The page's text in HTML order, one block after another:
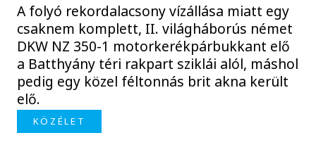
A folyó rekordalacsony vízállása miatt egy
csaknem komplett, II. világháborús német
DKW NZ 350-1 motorkerékpárbukkant elő
a Batthyány téri rakpart sziklái alól, máshol
pedig egy közel féltonnás brit akna került
elő.
KÖZÉLET